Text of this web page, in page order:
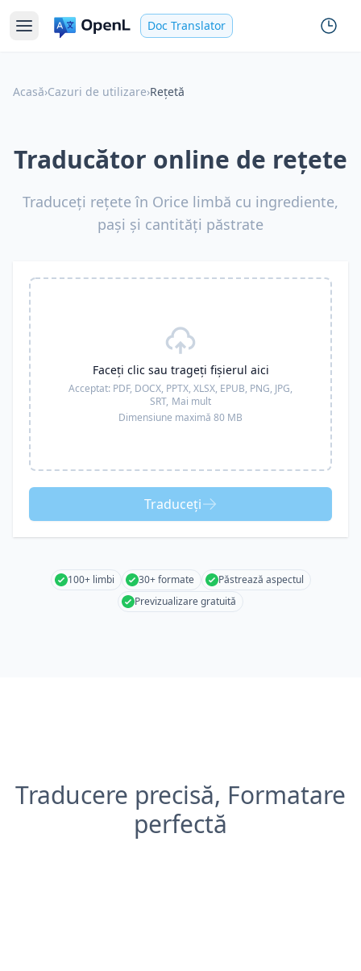
Doc Translator
Acasă›Cazuri de utilizare›Rețetă
Traducător online de rețete
Traduceți rețete în Orice limbă cu ingrediente,
pași și cantități păstrate
Faceți clic sau trageți fișierul aici
Acceptat: PDF, DOCX, PPTX, XLSX, EPUB, PNG, JPG,
SRT, Mai mult
Dimensiune maximă 80 MB
Traduceți
100+ limbi 30+ formate
Păstrează aspectul
Previzualizare gratuită
Traducere precisă, Formatare
perfectă